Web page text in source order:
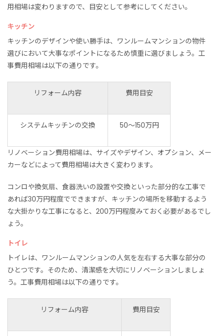
用相場は変わりますので、目安として参考にしてください。
キッチン
キッチンのデザインや使い勝手は、ワンルームマンションの物件
選びにおいて大事なポイントになるため慎重に選びましょう。工
事費用相場は以下の通りです。
リフォーム内容 費用目安
システムキッチンの交換 50〜150万円
リノベーション費用相場は、サイズやデザイン、オプション、メー
カーなどによって費用相場は大きく変わります。
コンロや換気扇、食器洗いの設置や交換といった部分的な工事で
あれば30万円程度でできますが、キッチンの場所を移動するよう
な大掛かりな工事になると、200万円程度みておく必要があるでし
ょう。
トイレ
トイレは、ワンルームマンションの人気を左右する大事な部分の
ひとつです。そのため、清潔感を大切にリノベーションしましょ
う。工事費用相場は以下の通りです。
リフォーム内容 費用目安